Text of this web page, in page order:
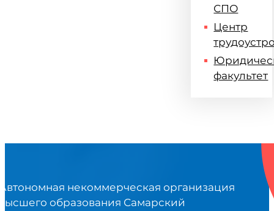
СПО
Центр
факультет
некоммерческая организация
образования Самарский